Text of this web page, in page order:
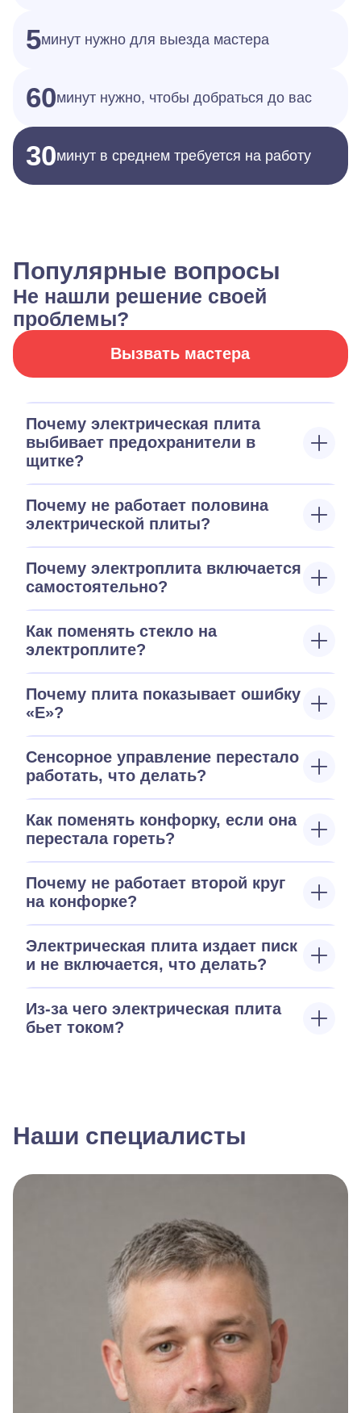
5минут нужно для выезда мастера
60минут нужно, чтобы добраться до вас
30минут в среднем требуется на работу
Популярные вопросы
Не нашли решение своей
проблемы?
Вызвать мастера
Почему электрическая плита
выбивает предохранители в
щитке?
Почему не работает половина
электрической плиты?
Почему электроплита включается
самостоятельно?
Как поменять стекло на
электроплите?
Почему плита показывает ошибку
«E»?
Сенсорное управление перестало
работать, что делать?
Как поменять конфорку, если она
перестала гореть?
Почему не работает второй круг
на конфорке?
Электрическая плита издает писк
и не включается, что делать?
Из-за чего электрическая плита
бьет током?
Наши специалисты